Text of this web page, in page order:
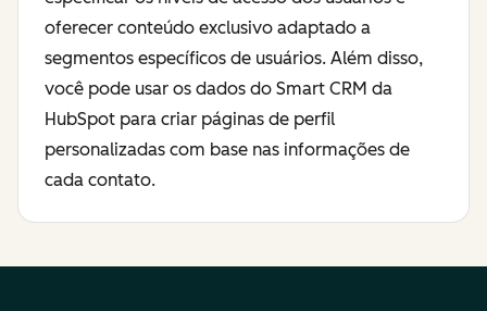
oferecer conteúdo exclusivo adaptado a
segmentos específicos de usuários. Além disso,
você pode usar os dados do Smart CRM da
HubSpot para criar páginas de perfil
personalizadas com base nas informações de
cada contato.